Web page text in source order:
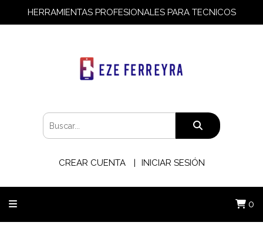
HERRAMIENTAS PROFESIONALES PARA TECNICOS
CREAR CUENTA INICIAR SESIÓN
0